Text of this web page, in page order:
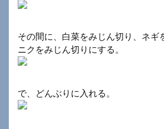
その間に、白菜をみじん切り、ネギ
ニクをみじん切りにする。
で、どんぶりに入れる。